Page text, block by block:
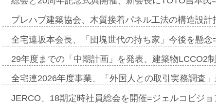
プレハブ建築協会、木質接着パネル工法の構造設
全宅連坂本会長、「団塊世代の持ち家」今後を懸
29年度までの「中期計画」を発表、建築物LCCO2
全宅連2026年度事業、「外国人との取引実務調査
JERCO、18期定時社員総会を開催=ジェルコビジ